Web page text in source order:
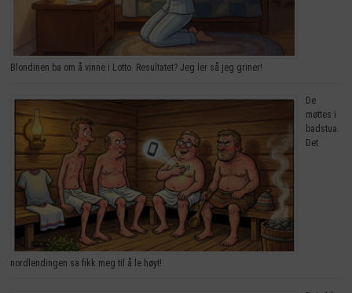
Blondinen ba om å vinne i Lotto. Resultatet? Jeg ler så jeg griner!
De
møttes i
badstua.
Det
nordlendingen sa fikk meg til å le høyt!